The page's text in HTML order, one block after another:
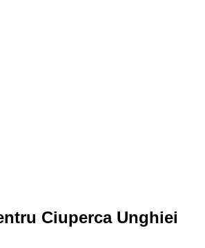
Ciuperca Unghiei